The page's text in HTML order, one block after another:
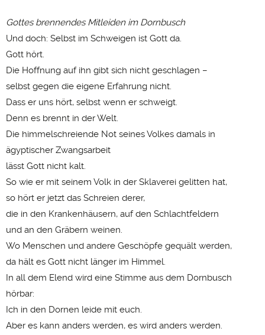
Gottes brennendes Mitleiden im Dornbusch
Und doch: Selbst im Schweigen ist Gott da.
Gott hört.
Die Hoffnung auf ihn gibt sich nicht geschlagen –
selbst gegen die eigene Erfahrung nicht.
Dass er uns hört, selbst wenn er schweigt.
Denn es brennt in der Welt.
Die himmelschreiende Not seines Volkes damals in
ägyptischer Zwangsarbeit
lässt Gott nicht kalt.
So wie er mit seinem Volk in der Sklaverei gelitten hat,
so hört er jetzt das Schreien derer,
die in den Krankenhäusern, auf den Schlachtfeldern
und an den Gräbern weinen.
Wo Menschen und andere Geschöpfe gequält werden,
da hält es Gott nicht länger im Himmel.
In all dem Elend wird eine Stimme aus dem Dornbusch
hörbar:
Ich in den Dornen leide mit euch.
Aber es kann anders werden, es wird anders werden.